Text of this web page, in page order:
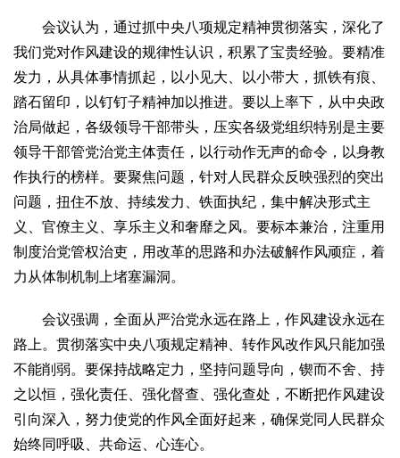
会议认为，通过抓中央八项规定精神贯彻落实，深化了
我们党对作风建设的规律性认识，积累了宝贵经验。要精准
发力，从具体事情抓起，以小见大、以小带大，抓铁有痕、
踏石留印，以钉钉子精神加以推进。要以上率下，从中央政
治局做起，各级领导干部带头，压实各级党组织特别是主要
领导干部管党治党主体责任，以行动作无声的命令，以身教
作执行的榜样。要聚焦问题，针对人民群众反映强烈的突出
问题，扭住不放、持续发力、铁面执纪，集中解决形式主
义、官僚主义、享乐主义和奢靡之风。要标本兼治，注重用
制度治党管权治吏，用改革的思路和办法破解作风顽症，着
力从体制机制上堵塞漏洞。
会议强调，全面从严治党永远在路上，作风建设永远在
路上。贯彻落实中央八项规定精神、转作风改作风只能加强
不能削弱。要保持战略定力，坚持问题导向，锲而不舍、持
之以恒，强化责任、强化督查、强化查处，不断把作风建设
引向深入，努力使党的作风全面好起来，确保党同人民群众
始终同呼吸、共命运、心连心。